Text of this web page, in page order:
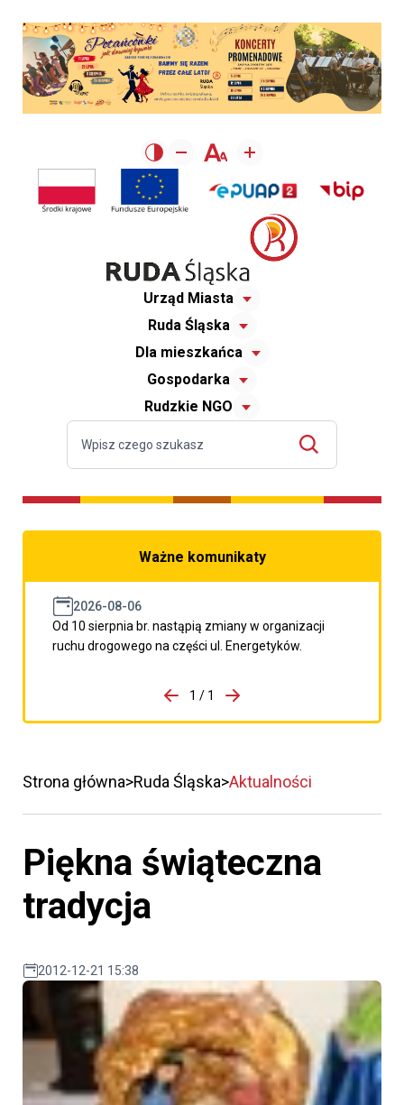
Urząd Miasta
Ruda Śląska
Dla mieszkańca
Gospodarka
Rudzkie NGO
Ważne komunikaty
2026-08-06
Od 10 sierpnia br. nastąpią zmiany w organizacji
ruchu drogowego na części ul. Energetyków.
porzpedniego komunikatu
1 / 1
Przejdź do następnego
Strona główna Ruda Śląska Aktualności
Piękna świąteczna
tradycja
2012-12-21 15:38